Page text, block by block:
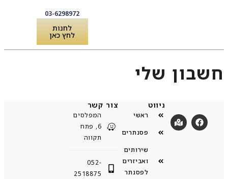
03-6298972
לחנות
לחץ כאן
חשבון שלי
ניווט
ראשי
פסנתרים
שירותים
ואביזרים
לפסנתר
צור קשר
המפלסים
6, פתח
תקווה
052-
2518875